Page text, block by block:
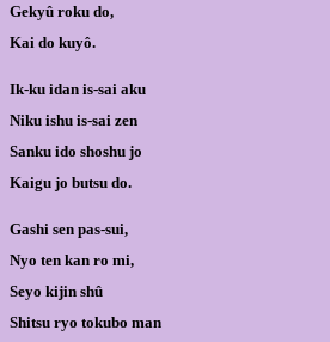
Gekyû roku do,
Kai do kuyô.
Ik-ku idan is-sai aku
Niku ishu is-sai zen
Sanku ido shoshu jo
Kaigu jo butsu do.
Gashi sen pas-sui,
Nyo ten kan ro mi,
Seyo kijin shû
Shitsu ryo tokubo man